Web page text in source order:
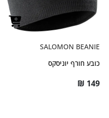
SALOMON BEANIE
כובע חורף יוניסקס
₪ 149